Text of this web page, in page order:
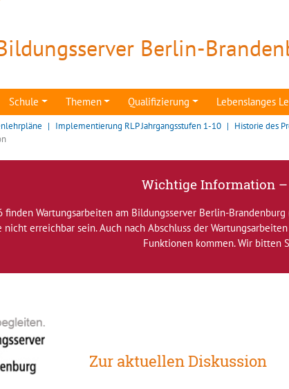
Berlin-
Schule Themen Qualifizierung Lebenslanges
Implementierung RLP Jahrgangsstufen 1-10 Historie des
Wichtige Information
finden Wartungsarbeiten am Bildungsserver Berlin-Brandenburg
erreichbar sein. Auch nach Abschluss der
Funktionen kommen. Wir bitten
Zur aktuellen Diskussion